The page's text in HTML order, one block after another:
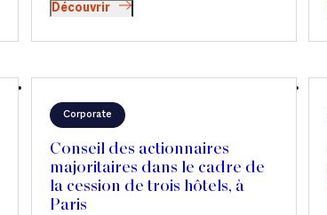
Découvrir
Corporate
Conseil des actionnaires
majoritaires dans le cadre de
la cession de trois hôtels, à
Paris